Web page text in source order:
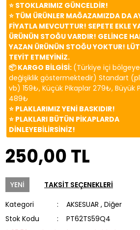
⭐️ STOKLARIMIZ GÜNCELDİR!
⭐️ TÜM ÜRÜNLER MAĞAZAMIZDA DA
FİYATLA MEVCUTTUR! SEPETE EKLE
ÜRÜNÜN STOĞU VARDIR! GELİNCE
YAZAN ÜRÜNÜN STOĞU YOKTUR!
TEYİT ETMEYİNİZ.
📦 KARGO BİLGİSİ: (Türkiye içi
değişiklik göstermektedir) Standart
vb) 159₺, Küçük Pikaplar 279₺, Büyük
489₺
⭐️ PLAKLARIMIZ YENİ BASKIDIR!
⭐️ PLAKLARI BÜTÜN PİKAPLARDA
DİNLEYEBİLİRSİNİZ!
250,00 TL
YENİ TAKSİT SEÇENEKLERİ
Kategori AKSESUAR , Diğer
Stok Kodu
PT62TS59Q4